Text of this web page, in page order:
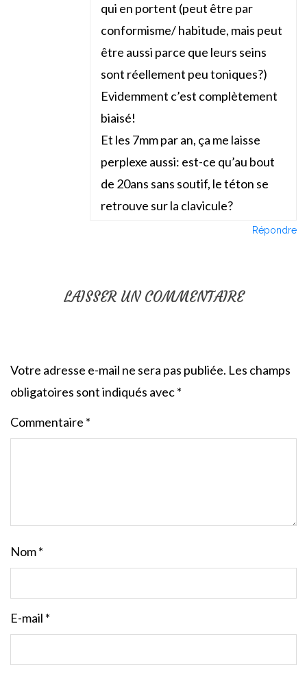
qui en portent (peut être par
conformisme/ habitude, mais peut
être aussi parce que leurs seins
sont réellement peu toniques?)
Evidemment c’est complètement
biaisé!
Et les 7mm par an, ça me laisse
perplexe aussi: est-ce qu’au bout
de 20ans sans soutif, le téton se
retrouve sur la clavicule?
Répondre
LAISSER UN COMMENTAIRE
Votre adresse e-mail ne sera pas publiée. Les champs
obligatoires sont indiqués avec*
Commentaire *
Nom*
E-mail *